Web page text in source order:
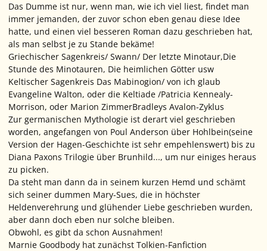
Das Dumme ist nur, wenn man, wie ich viel liest, findet man
immer jemanden, der zuvor schon eben genau diese Idee
hatte, und einen viel besseren Roman dazu geschrieben hat,
als man selbst je zu Stande bekäme!
Griechischer Sagenkreis/ Swann/ Der letzte Minotaur,Die
Stunde des Minotauren, Die heimlichen Götter usw
Keltischer Sagenkreis Das Mabinogion/ von ich glaub
Evangeline Walton, oder die Keltiade /Patricia Kennealy-
Morrison, oder Marion ZimmerBradleys Avalon-Zyklus
Zur germanischen Mythologie ist derart viel geschrieben
worden, angefangen von Poul Anderson über Hohlbein(seine
Version der Hagen-Geschichte ist sehr empehlenswert) bis zu
Diana Paxons Trilogie über Brunhild..., um nur einiges heraus
zu picken.
Da steht man dann da in seinem kurzen Hemd und schämt
sich seiner dummen Mary-Sues, die in höchster
Heldenverehrung und glühender Liebe geschrieben wurden,
aber dann doch eben nur solche bleiben.
Obwohl, es gibt da schon Ausnahmen!
Marnie Goodbody hat zunächst Tolkien-Fanfiction